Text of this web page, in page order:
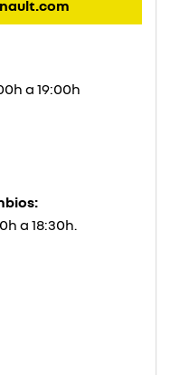
a 19:00h
a 18:30h.